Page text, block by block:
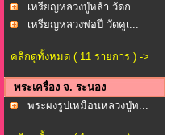
เหรียญหลวงปู่หล้า วัดก...
เหรียญหลวงพ่อปี วัดคูเ...
คลิกดูทั้งหมด ( 11 รายการ ) ->
พระเครื่อง จ. ระนอง
พระผงรูปเหมือนหลวงปู่ท...